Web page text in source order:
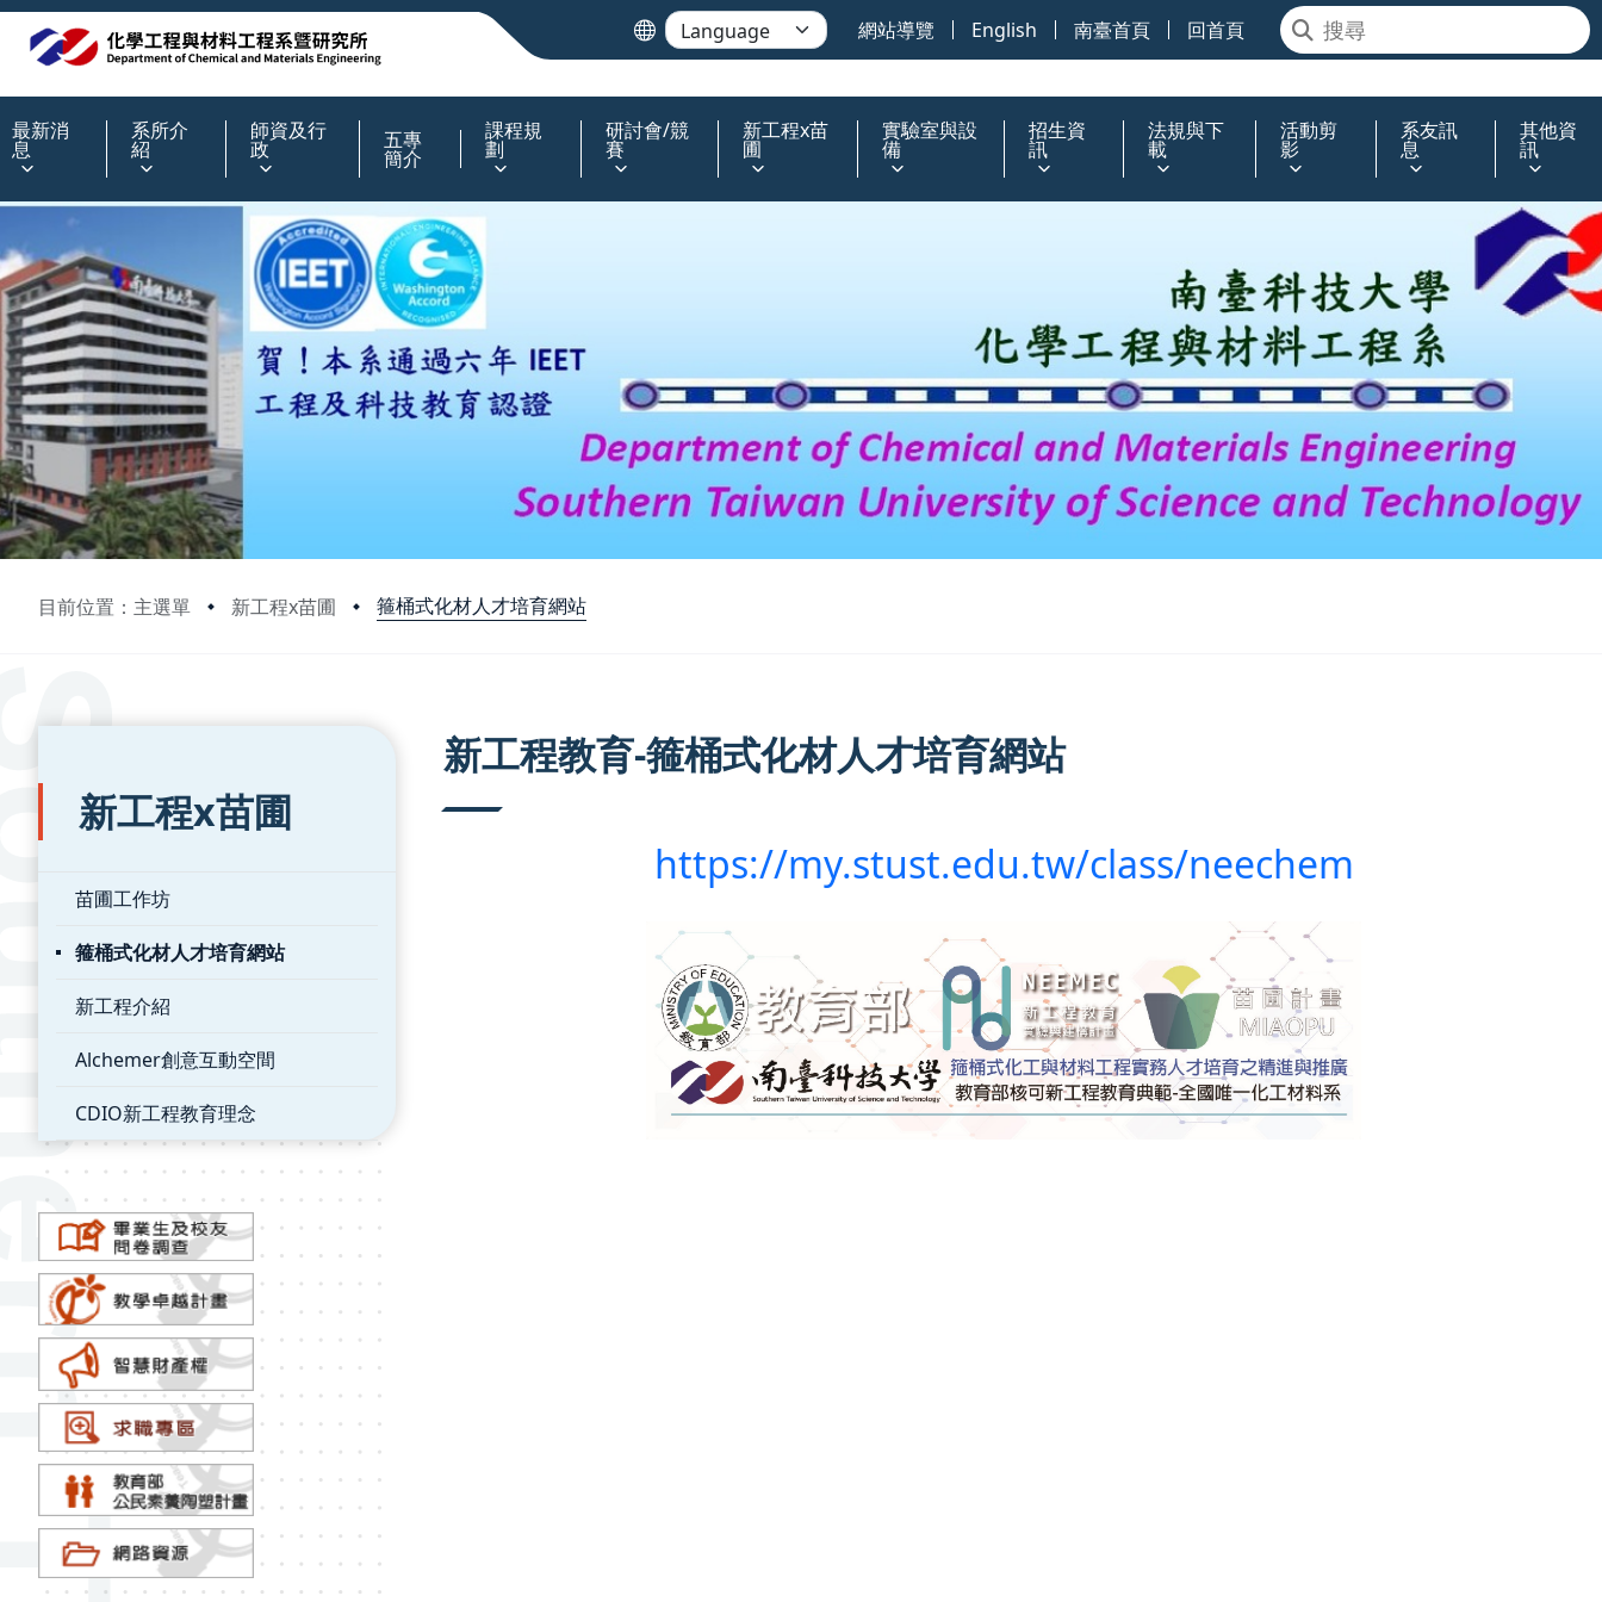
網站導覽 English 南臺首頁 回首頁
最新消
息
系所介
紹
師資及行
政 五專
簡介
課程規
劃
研討會/競
賽
新工程x苗
圃
實驗室與設
備
招生資
訊
法規與下
載
活動剪
影
系友訊
息
其他資
訊
目前位置：主選單 新工程x苗圃 箍桶式化材人才培育網站
:::
新工程x苗圃
苗圃工作坊
箍桶式化材人才培育網站
新工程介紹
Alchemer創意互動空間
CDIO新工程教育理念
新工程教育-箍桶式化材人才培育網站
https://my.stust.edu.tw/class/neechem